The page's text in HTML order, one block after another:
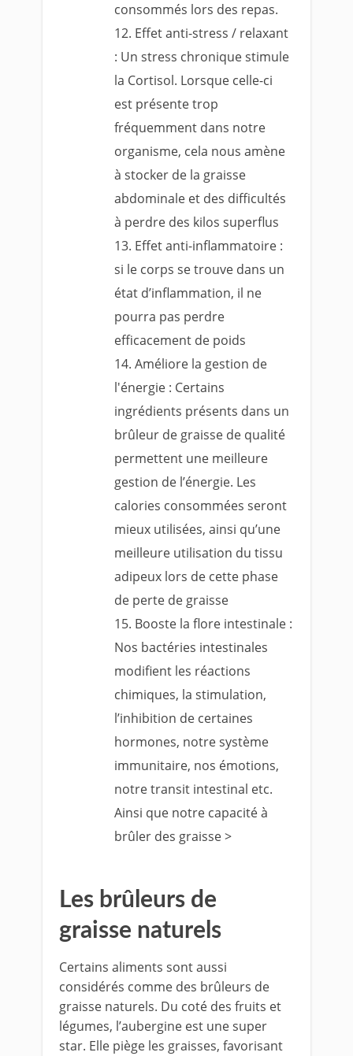
consommés lors des repas.
Effet anti-stress / relaxant
: Un stress chronique stimule
la Cortisol. Lorsque celle-ci
est présente trop
fréquemment dans notre
organisme, cela nous amène
à stocker de la graisse
abdominale et des difficultés
à perdre des kilos superflus
Effet anti-inflammatoire :
si le corps se trouve dans un
état d’inflammation, il ne
pourra pas perdre
efficacement de poids
Améliore la gestion de
l'énergie : Certains
ingrédients présents dans un
brûleur de graisse de qualité
permettent une meilleure
gestion de l’énergie. Les
calories consommées seront
mieux utilisées, ainsi qu’une
meilleure utilisation du tissu
adipeux lors de cette phase
de perte de graisse
Booste la flore intestinale :
Nos bactéries intestinales
modifient les réactions
chimiques, la stimulation,
l’inhibition de certaines
hormones, notre système
immunitaire, nos émotions,
notre transit intestinal etc.
Ainsi que notre capacité à
brûler des graisse >
Les brûleurs de
graisse naturels
Certains aliments sont aussi
considérés comme des brûleurs de
graisse naturels. Du coté des fruits et
légumes, l’aubergine est une super
star. Elle piège les graisses, favorisant